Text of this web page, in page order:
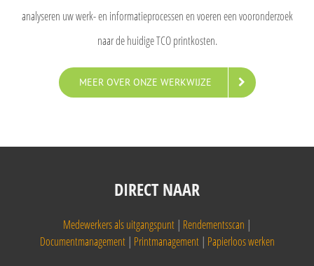
analyseren uw werk- en informatieprocessen en voeren een vooronderzoek
naar de huidige TCO printkosten.
MEER OVER ONZE WERKWIJZE
DIRECT NAAR
Medewerkers als uitgangspunt | Rendementsscan |
Documentmanagement| Printmanagement| Papierloos werken